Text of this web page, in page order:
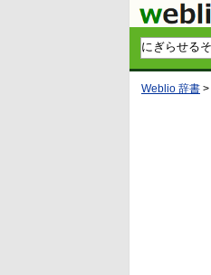
Weblio 辞書 >